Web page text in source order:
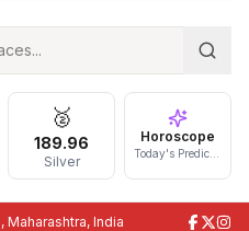
🥈
189.96
Silver
Horoscope
Maharashtra, India